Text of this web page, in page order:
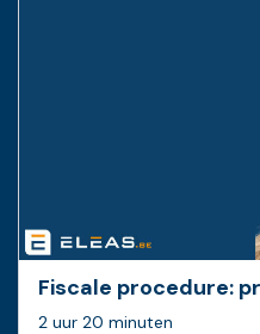
Fiscale procedure:
2 uur 20 minuten